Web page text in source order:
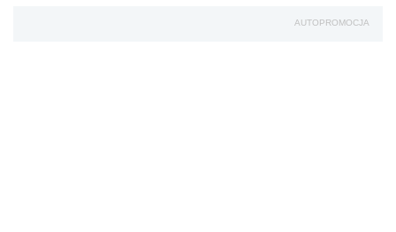
AUTOPROMOCJA